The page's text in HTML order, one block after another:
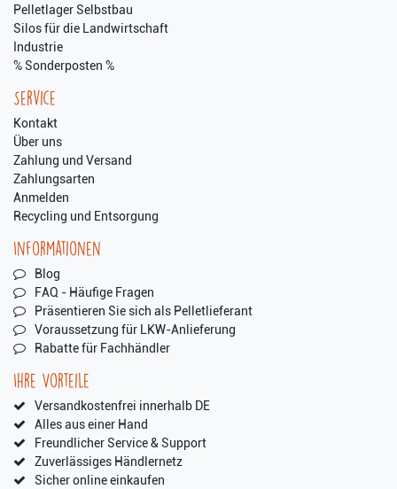
Pelletlager Selbstbau
Silos für die Landwirtschaft
Industrie
% Sonderposten %
Service
Kontakt
Über uns
Zahlung und Versand
Zahlungsarten
Anmelden
Recycling und Entsorgung
Informationen
Blog
FAQ - Häufige Fragen
Präsentieren Sie sich als Pelletlieferant
Voraussetzung für LKW-Anlieferung
Rabatte für Fachhändler
Ihre Vorteile
Versandkostenfrei innerhalb DE
Alles aus einer Hand
Freundlicher Service & Support
Zuverlässiges Händlernetz
Sicher online einkaufen